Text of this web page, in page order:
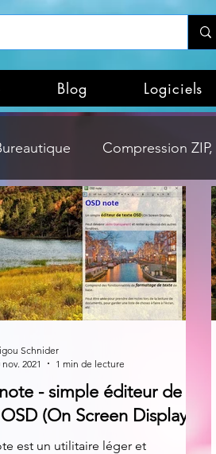
Blog Logiciels
Compression
Windows Explorateurs de
Internet
Occupation disque
- simple éditeur de
(On Screen Display)
est un utilitaire léger et
Schnider
nov. 2021
1 min de lecture